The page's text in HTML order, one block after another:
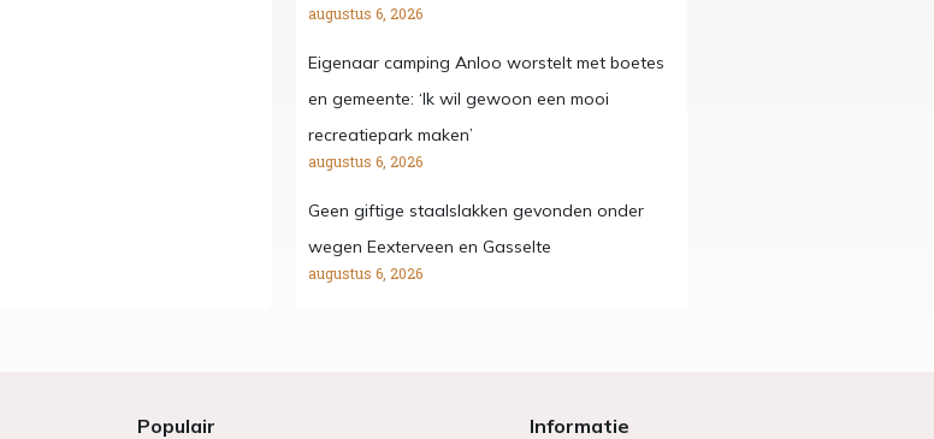
augustus 6, 2026
Eigenaar camping Anloo worstelt met boetes
en gemeente: ‘Ik wil gewoon een mooi
recreatiepark maken’
augustus 6, 2026
Geen giftige staalslakken gevonden onder
wegen Eexterveen en Gasselte
augustus 6, 2026
Populair Informatie